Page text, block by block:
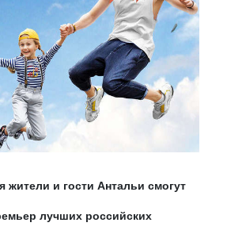
жители и гости Антальи смогут
лучших российских